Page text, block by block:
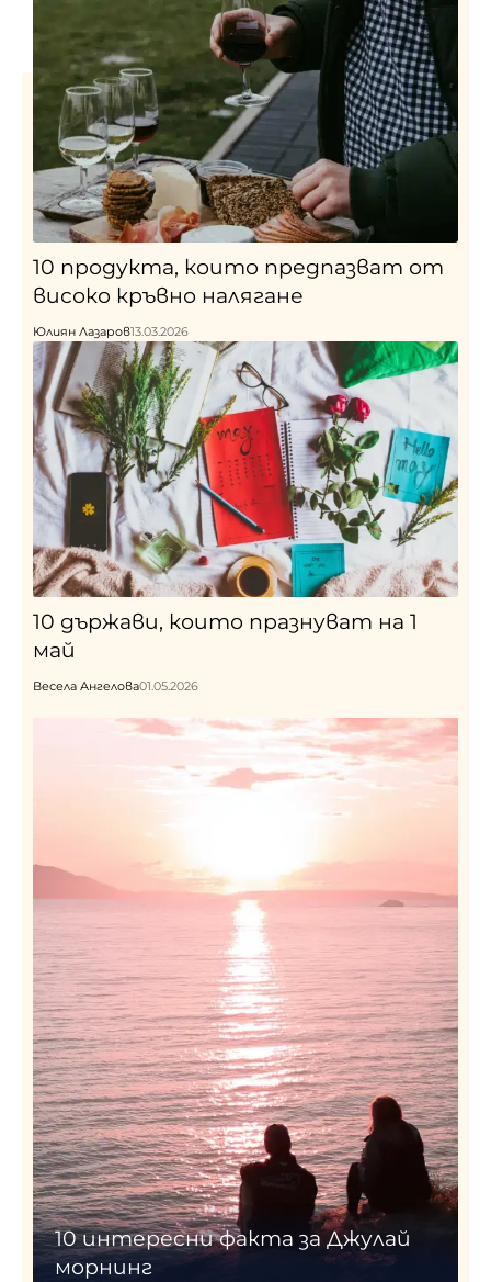
10 продукта, които предпазват от
високо кръвно налягане
Юлиян Лазаров13.03.2026
10 държави, които празнуват на 1
май
Весела Ангелова01.05.2026
10 интересни факта за Джулай
морнинг